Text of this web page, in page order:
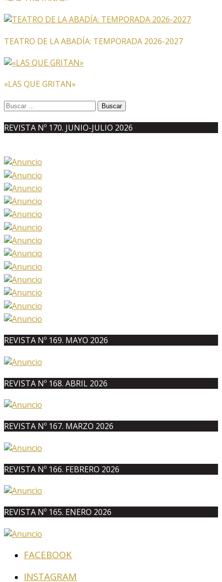
TEATRO DE LA ABADÍA: TEMPORADA 2026-2027
«LAS QUE GRITAN»
Buscar:
REVISTA Nº 170. JUNIO-JULIO 2026
REVISTA Nº 169. MAYO 2026
REVISTA Nº 168. ABRIL 2026
REVISTA Nº 167. MARZO 2026
REVISTA Nº 166. FEBRERO 2026
REVISTA Nº 165. ENERO 2026
FACEBOOK
INSTAGRAM